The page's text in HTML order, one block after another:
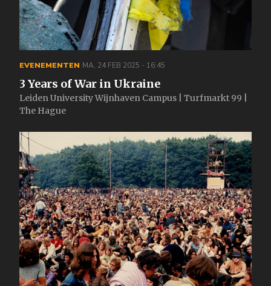
EVENEMENTEN MA, 24 FEB 2025 - 16:45
3 Years of War in Ukraine
Leiden University Wijnhaven Campus | Turfmarkt 99 |
The Hague